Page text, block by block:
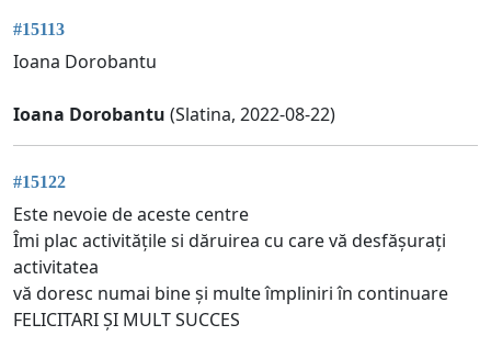
#15113
Ioana Dorobantu
Ioana Dorobantu (Slatina, 2022-08-22)
#15122
Este nevoie de aceste centre
Îmi plac activitățile si dăruirea cu care vă desfășurați
activitatea
vă doresc numai bine și multe împliniri în continuare
FELICITARI ȘI MULT SUCCES